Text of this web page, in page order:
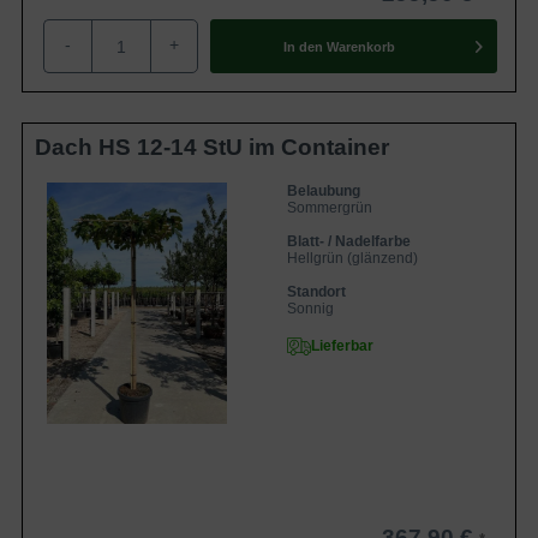
- + In den Warenkorb
Dach HS 12-14 StU im Container
Belaubung
Sommergrün
Blatt- / Nadelfarbe
Hellgrün (glänzend)
Standort
Sonnig
Lieferbar